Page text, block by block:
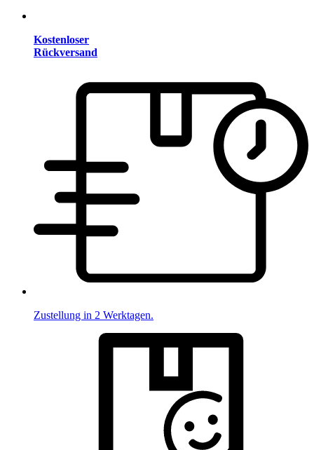
Kostenloser
Rückversand
Zustellung in 2 Werktagen.